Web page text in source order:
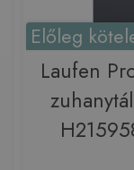
Előleg
Laufen